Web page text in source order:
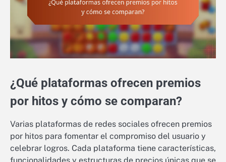
¿Qué plataformas ofrecen premios
por hitos y cómo se comparan?
Varias plataformas de redes sociales ofrecen premios
por hitos para fomentar el compromiso del usuario y
celebrar logros. Cada plataforma tiene características,